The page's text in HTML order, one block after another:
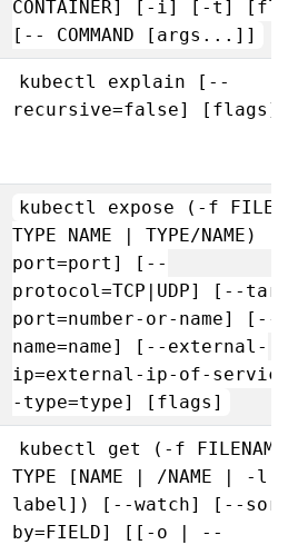
CONTAINER] [-i] [-t]
[-- COMMAND [args...]]
kubectl explain [--
recursive=false] [flags]
kubectl expose (-f
TYPE NAME | TYPE/NAME)
port=port] [--
protocol=TCP|UDP] [--
port=number-or-name] [--
name=name] [--external-
ip=external-ip-of-
-type=type] [flags]
kubectl get (-f
TYPE [NAME | /NAME | -l
label]) [--watch] [--
by=FIELD] [[-o | --